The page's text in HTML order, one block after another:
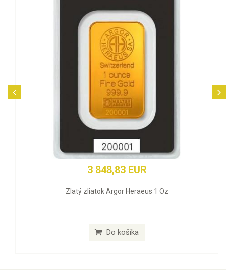
3 848,83 EUR
Zlatý zliatok Argor Heraeus 1 Oz
Do košíka